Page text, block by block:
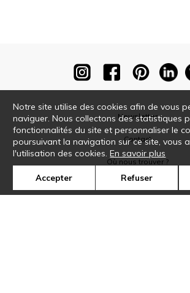
Newsletter
Contact
Où nous trouver ?
Notre site utilise des cookies afin de vous
naviguer. Nous collectons des statistiques
fonctionnalités du site et personnaliser le
poursuivant la navigation sur ce site, vous
l'utilisation des cookies.En savoir plus
Accepter Refuser